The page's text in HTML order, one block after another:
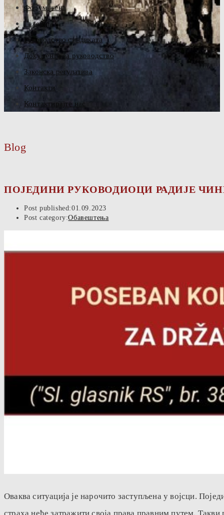
Форум жена
Галерија
Руководство синдиката
Документа за руководство
Законска регулатива
Контакти
Контактирајте нас
Blog
ПОЈЕДИНИ РУКОВОДИОЦИ РАДИЈЕ
Post published:01.09.2023
Post category:Обавештења
Оваква ситуација је нарочито заступљена у војсци.